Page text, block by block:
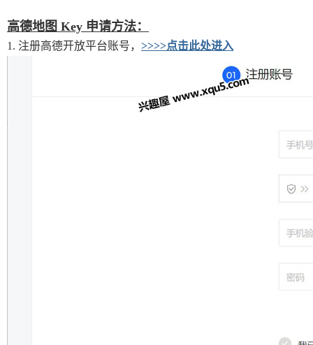
高德地图 Key 申请方法：
1. 注册高德开放平台账号， >>>>点击此处进入